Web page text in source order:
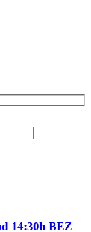
14:30h BEZ